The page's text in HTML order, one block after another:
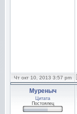
Чт окт 10, 2013 3:57 pm
Муреныч
Цитата
Постоялец